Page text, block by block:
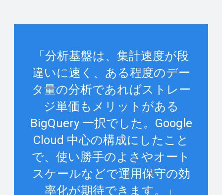
「分析基盤は、集計速度が段
違いに速く、ある程度のデー
タ量の分析であればストレー
ジ単価もメリットがある
BigQuery 一択でした。Google
Cloud 中心の構成にしたこと
で、使い勝手のよさやオート
スケールなどで運用保守の効
率化が期待できます。」